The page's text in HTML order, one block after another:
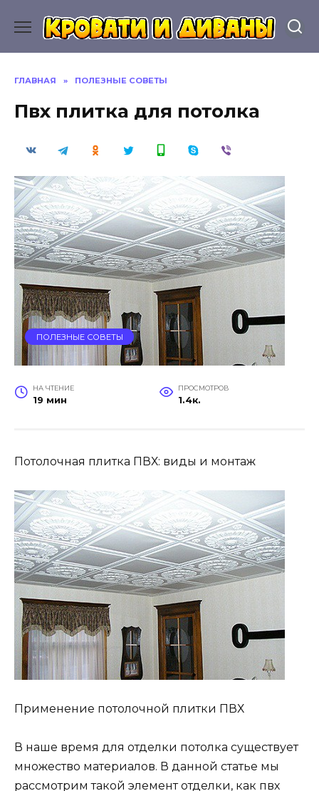
содержанию
ГЛАВНАЯ » ПОЛЕЗНЫЕ СОВЕТЫ
Пвх плитка для потолка
ПОЛЕЗНЫЕ СОВЕТЫ
НА ЧТЕНИЕ
19 мин
ПРОСМОТРОВ
1.4к.
Потолочная плитка ПВХ: виды и монтаж
Применение потолочной плитки ПВХ
В наше время для отделки потолка существует
множество материалов. В данной статье мы
рассмотрим такой элемент отделки, как пвх